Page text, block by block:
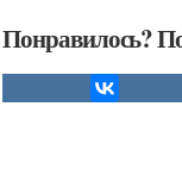
Понравилось?